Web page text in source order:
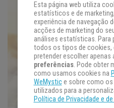
Esta página web utiliza
estatísticos e de
experiência de navegação
acções de marketing do
análises estatísticas. Para
todos os tipos de cookies,
pretender escolher apenas
preferências. Pode obter
como usamos cookies na
WeMystice sobre como os
utilizados para a
Política de Privacidade e